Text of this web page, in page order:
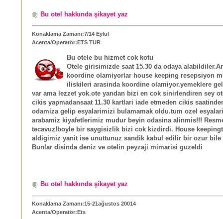
Bu otel hakkında şikayet yaz
Konaklama Zamanı:7/14 Eylul
Acenta/Operatör:ETS TUR
Bu otele bu hizmet cok kotu
Otele girisimizde saat 15.30 da odaya
koordine olamiyorlar house keeping resepsiyon
iliskileri arasinda koordine olamiyor.yemeklere
var ama lezzet yok.ote yandan bizi en cok sinirlendiren sey
cikis yapmadansaat 11.30 kartlari iade etmeden cikis
odamiza gelip esyalarimizi bulamamak oldu.tum ozel
arabamiz kiyafetlerimiz mudur beyin odasina alinmis!!!
tecavuz!boyle bir saygisizlik bizi cok kizdirdi. House
aldigimiz yanit ise unuttunuz sandik kabul edilir bir ozur bile
Bunlar disinda deniz ve otelin peyzaji mimarisi guzeldi
Bu otel hakkında şikayet yaz
Konaklama Zamanı:15-21ağustos 20014
Acenta/Operatör:Ets